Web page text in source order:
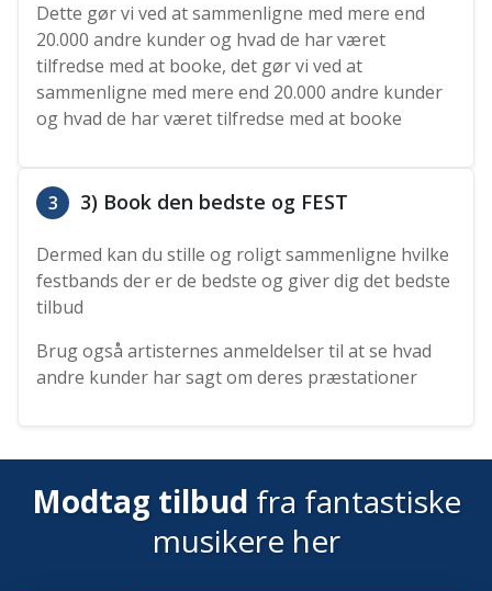
Dette gør vi ved at sammenligne med mere end
20.000 andre kunder og hvad de har været
tilfredse med at booke, det gør vi ved at
sammenligne med mere end 20.000 andre kunder
og hvad de har været tilfredse med at booke
3 3) Book den bedste og FEST
Dermed kan du stille og roligt sammenligne hvilke
festbands der er de bedste og giver dig det bedste
tilbud
Brug også artisternes anmeldelser til at se hvad
andre kunder har sagt om deres præstationer
Modtag tilbud fra fantastiske
musikere her